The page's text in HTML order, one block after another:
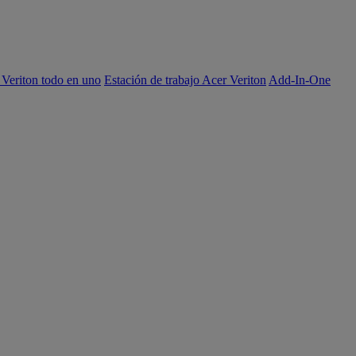
todo en uno Estación de trabajo Acer Veriton Add-In-One